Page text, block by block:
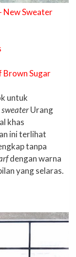
New Sweater
Brown Sugar
untuk
sweaterUrang
khas
ini terlihat
tanpa
dengan warna
yang selaras.